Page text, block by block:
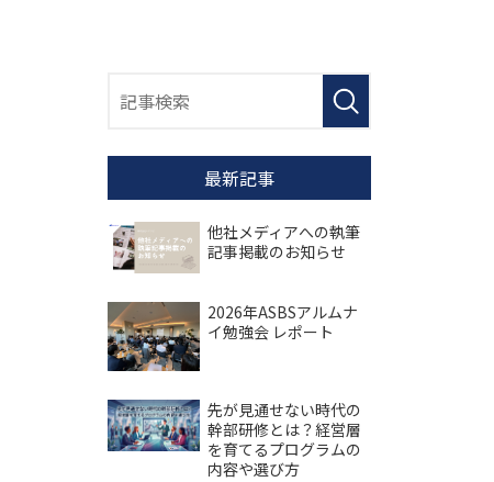
最新記事
他社メディアへの執筆
記事掲載のお知らせ
2026年ASBSアルムナ
イ勉強会 レポート
先が見通せない時代の
幹部研修とは？経営層
を育てるプログラムの
内容や選び方